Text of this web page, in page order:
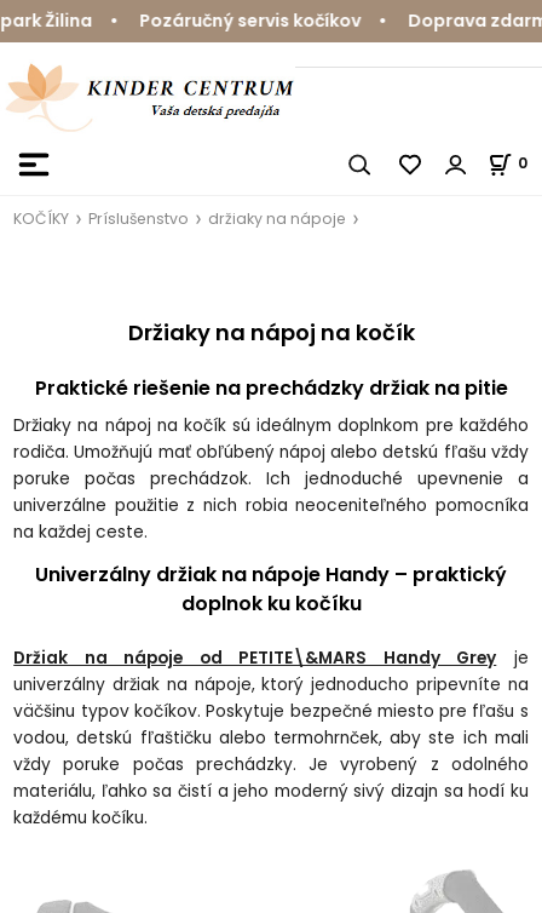
Žilina • Pozáručný servis kočíkov • Doprava
0
KOČÍKY Príslušenstvo držiaky na nápoje
Držiaky na nápoj na kočík
Praktické riešenie na prechádzky držiak na pitie
Držiaky na nápoj na kočík sú ideálnym doplnkom pre každého
rodiča. Umožňujú mať obľúbený nápoj alebo detskú fľašu vždy
poruke počas prechádzok. Ich jednoduché upevnenie a
univerzálne použitie z nich robia neoceniteľného pomocníka
na každej ceste.
Univerzálny držiak na nápoje Handy – praktický
doplnok ku kočíku
Držiak na nápoje od PETITE\&MARS Handy Grey je
univerzálny držiak na nápoje, ktorý jednoducho pripevníte na
väčšinu typov kočíkov. Poskytuje bezpečné miesto pre fľašu s
vodou, detskú fľaštičku alebo termohrnček, aby ste ich mali
vždy poruke počas prechádzky. Je vyrobený z odolného
materiálu, ľahko sa čistí a jeho moderný sivý dizajn sa hodí ku
každému kočíku.